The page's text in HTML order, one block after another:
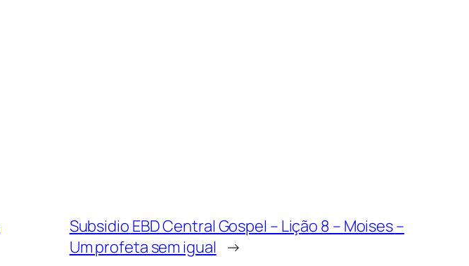
Subsidio EBD Central Gospel – Lição 8 – Moises –
Um profeta sem igual →